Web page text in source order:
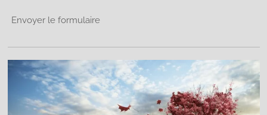
Envoyer le formulaire